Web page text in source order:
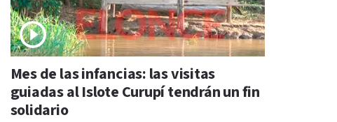
Mes de las infancias: las visitas
guiadas al Islote Curupí tendrán un fin
solidario